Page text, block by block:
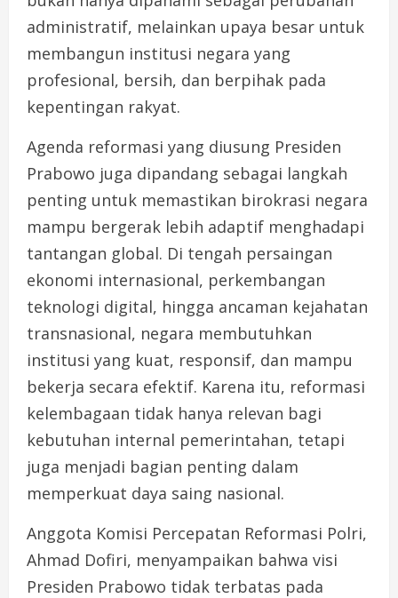
administratif, melainkan upaya besar untuk
membangun institusi negara yang
profesional, bersih, dan berpihak pada
kepentingan rakyat.
Agenda reformasi yang diusung Presiden
Prabowo juga dipandang sebagai langkah
penting untuk memastikan birokrasi negara
mampu bergerak lebih adaptif menghadapi
tantangan global. Di tengah persaingan
ekonomi internasional, perkembangan
teknologi digital, hingga ancaman kejahatan
transnasional, negara membutuhkan
institusi yang kuat, responsif, dan mampu
bekerja secara efektif. Karena itu, reformasi
kelembagaan tidak hanya relevan bagi
kebutuhan internal pemerintahan, tetapi
juga menjadi bagian penting dalam
memperkuat daya saing nasional.
Anggota Komisi Percepatan Reformasi Polri,
Ahmad Dofiri, menyampaikan bahwa visi
Presiden Prabowo tidak terbatas pada